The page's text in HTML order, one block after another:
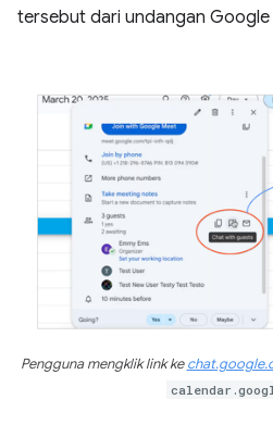
tersebut dari undangan Google
Pengguna mengklik link ke